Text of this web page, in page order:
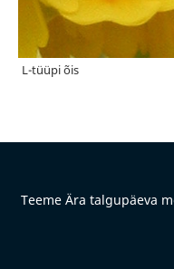
Teeme Ära